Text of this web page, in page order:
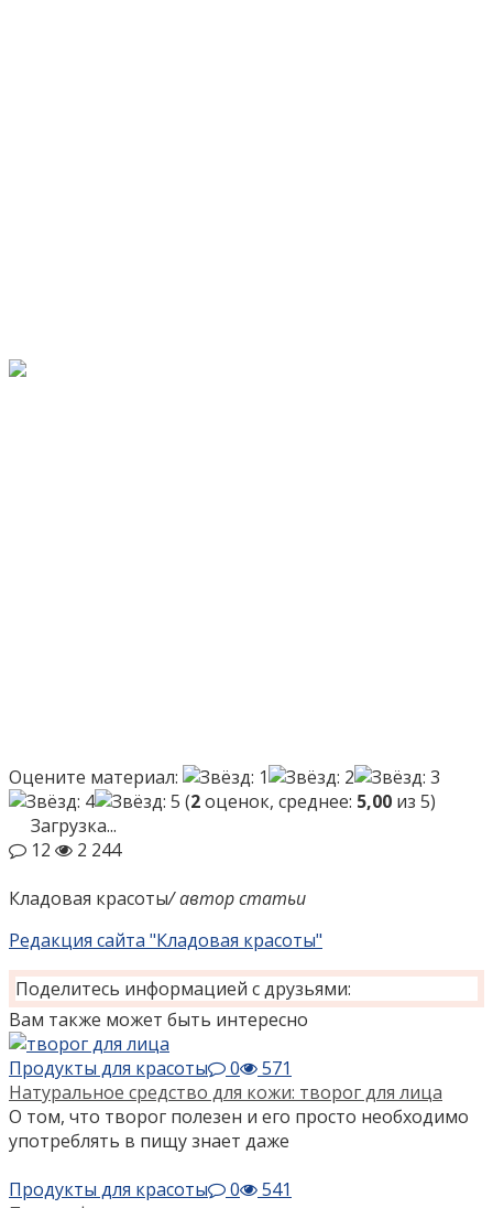
Оцените материал:
(2оценок, среднее: 5,00 из 5)
Загрузка...
12
2 244
Кладовая красоты/ автор статьи
Редакция сайта "Кладовая красоты"
Поделитесь информацией с друзьями:
Вам также может быть интересно
Продукты для красоты
0
571
Натуральное средство для кожи: творог для лица
О том, что творог полезен и его просто необходимо
употреблять в пищу знает даже
Продукты для красоты
0
541